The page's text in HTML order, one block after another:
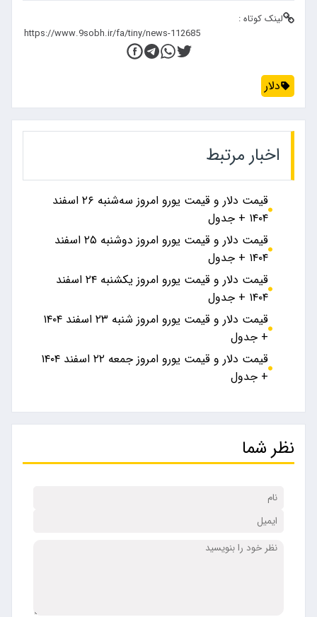
لینک کوتاه :
دلار
اخبار مرتبط
قیمت دلار و قیمت یورو امروز سه‌شنبه ۲۶ اسفند
۱۴۰۴ + جدول
قیمت دلار و قیمت یورو امروز دوشنبه ۲۵ اسفند
۱۴۰۴ + جدول
قیمت دلار و قیمت یورو امروز یکشنبه ۲۴ اسفند
۱۴۰۴ + جدول
قیمت دلار و قیمت یورو امروز شنبه ۲۳ اسفند ۱۴۰۴
+ جدول
قیمت دلار و قیمت یورو امروز جمعه ۲۲ اسفند ۱۴۰۴
+ جدول
نظر شما